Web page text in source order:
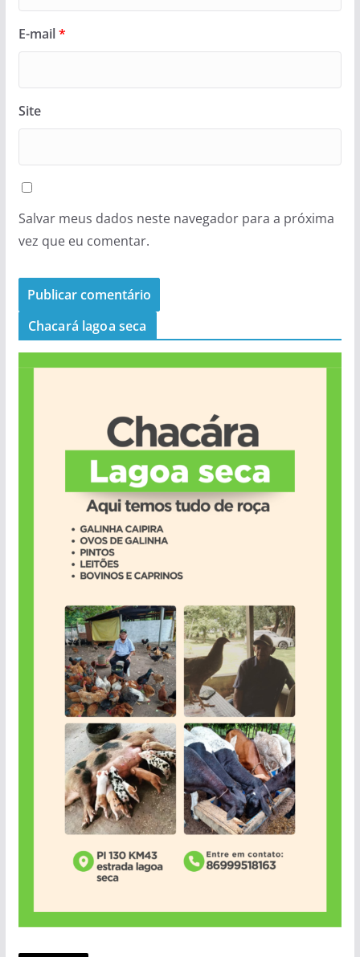
E-mail*
Site
Salvar meus dados neste navegador para a próxima
vez que eu comentar.
Chacará lagoa seca